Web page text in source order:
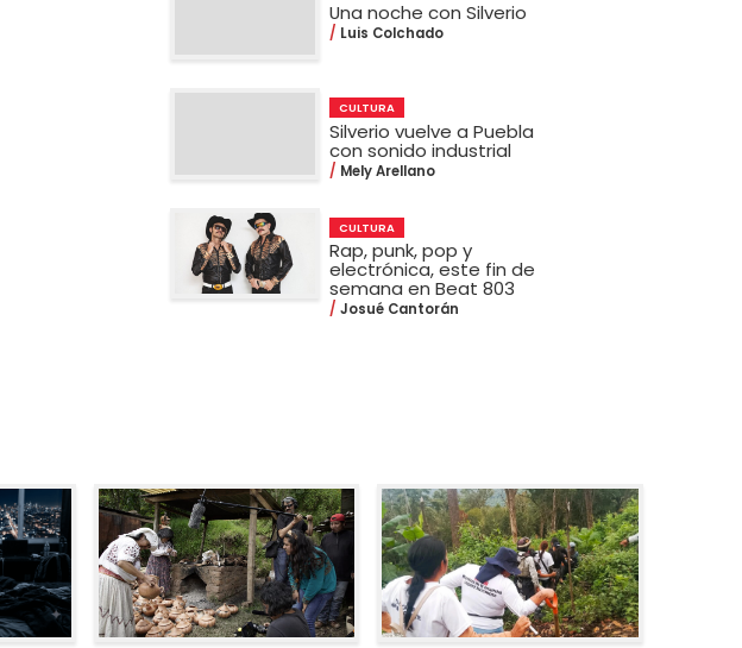
Una noche con Silverio
Luis Colchado
CULTURA
Silverio vuelve a Puebla
con sonido industrial
Mely Arellano
CULTURA
Rap, punk, pop y
electrónica, este fin de
semana en Beat 803
Josué Cantorán